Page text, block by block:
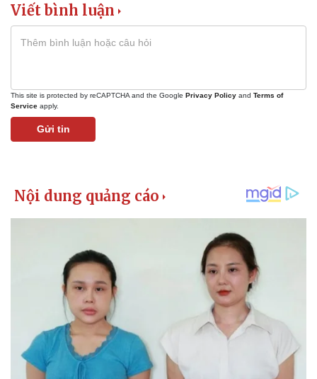
Viết bình luận
This site is protected by reCAPTCHA and the Google Privacy Policy and Terms of
Service apply.
Gửi tin